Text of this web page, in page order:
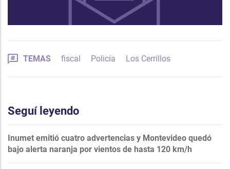
TEMAS fiscal Policía Los Cerrillos
Seguí leyendo
Inumet emitió cuatro advertencias y Montevideo quedó
bajo alerta naranja por vientos de hasta 120 km/h